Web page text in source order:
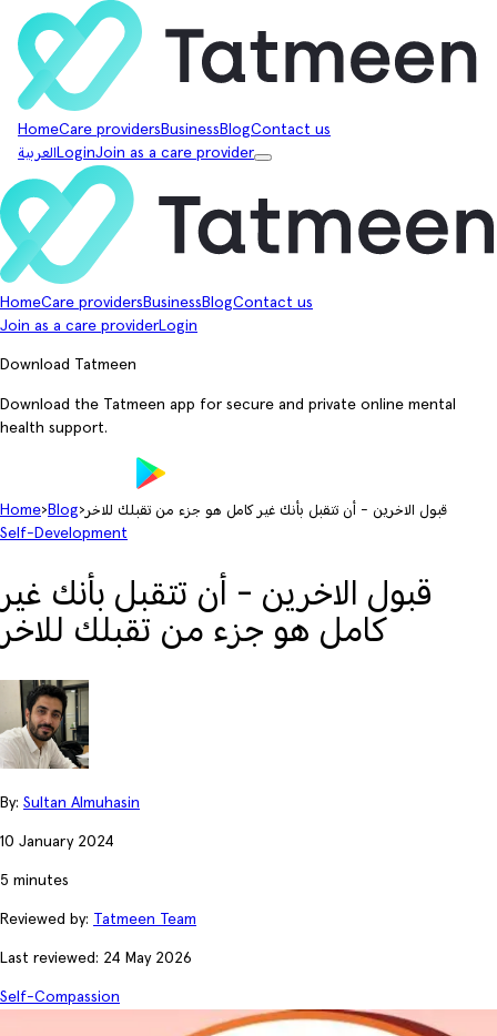
HomeCare providers Business BlogContact us
العربية LoginJoin as a care provider
HomeCare providers Business BlogContact us
Join as a care providerLogin
Download Tatmeen
Download the Tatmeen app for secure and private online mental
health support.
Home› Blog› قبول الاخرين - أن تتقبل بأنك غير كامل هو جزء من تقبلك للاخر
Self-Development
قبول الاخرين - أن تتقبل بأنك غير
كامل هو جزء من تقبلك للاخر
By: Sultan Almuhasin
10 January 2024
5 minutes
Reviewed by: Tatmeen Team
Last reviewed: 24 May 2026
Self-Compassion